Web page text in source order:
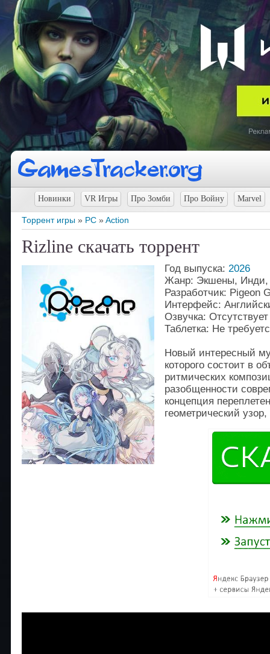
Новинки VR Игры Про Зомби Про Войну Marvel
Торрент игры » PC »Action
Rizline скачать торрент
Год выпуска: 2026
Жанр: Экшены, Инди,
Разработчик: Pigeon
Интерфейс:
Озвучка: Отсутствует
Таблетка: Не
Новый интересный
которого состоит в
ритмических
разобщенности
концепция
геометрический